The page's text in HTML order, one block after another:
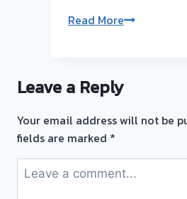
สอ
จำนำ
ยินดี
บริการ
Read Moreรับ
ทอง
บริการ
รับ
ไถ่ถอน
Leave a Reply
Your email address will not be
fields are marked *